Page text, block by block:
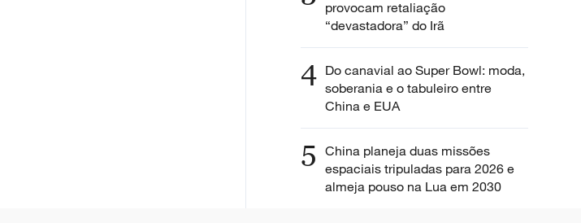
provocam retaliação
“devastadora” do Irã
4 Do canavial ao Super Bowl: moda,
soberania e o tabuleiro entre
China e EUA
5 China planeja duas missões
espaciais tripuladas para 2026 e
almeja pouso na Lua em 2030